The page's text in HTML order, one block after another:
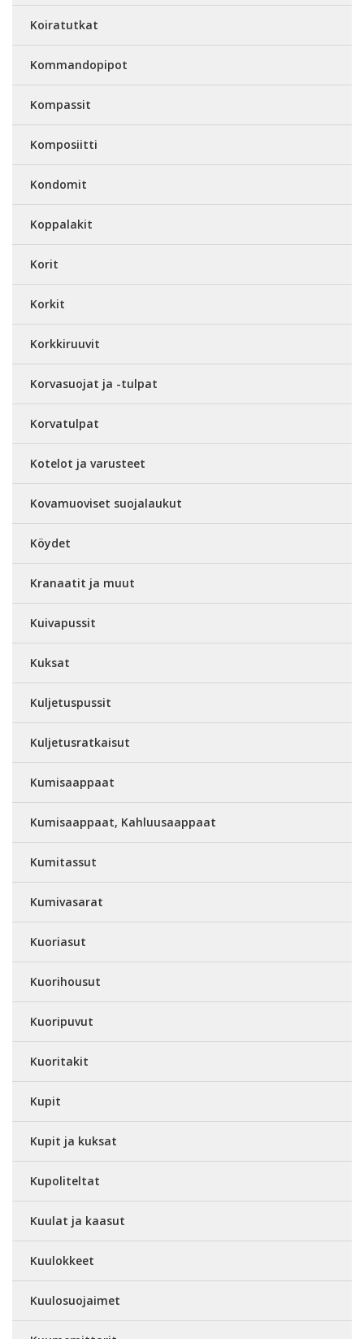
Koiratutkat
Kommandopipot
Kompassit
Komposiitti
Kondomit
Koppalakit
Korit
Korkit
Korkkiruuvit
Korvasuojat ja -tulpat
Korvatulpat
Kotelot ja varusteet
Kovamuoviset suojalaukut
Köydet
Kranaatit ja muut
Kuivapussit
Kuksat
Kuljetuspussit
Kuljetusratkaisut
Kumisaappaat
Kumisaappaat, Kahluusaappaat
Kumitassut
Kumivasarat
Kuoriasut
Kuorihousut
Kuoripuvut
Kuoritakit
Kupit
Kupit ja kuksat
Kupoliteltat
Kuulat ja kaasut
Kuulokkeet
Kuulosuojaimet